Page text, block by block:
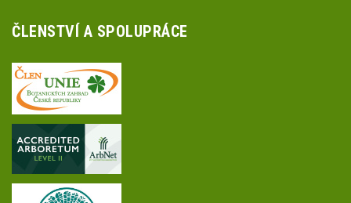
ČLENSTVÍ A SPOLUPRÁCE